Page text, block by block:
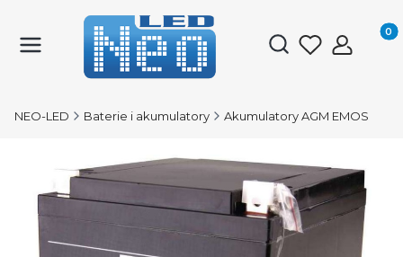
Otwórz
NEO-LED Baterie i akumulatory Akumulatory AGM EMOS